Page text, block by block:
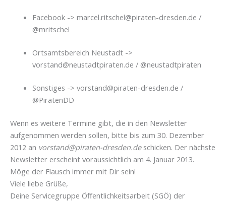
Facebook -> marcel.ritschel@piraten-dresden.de /
@mritschel
Ortsamtsbereich Neustadt ->
vorstand@neustadtpiraten.de / @neustadtpiraten
Sonstiges -> vorstand@piraten-dresden.de /
@PiratenDD
Wenn es weitere Termine gibt, die in den Newsletter
aufgenommen werden sollen, bitte bis zum 30. Dezember
2012 an vorstand@piraten-dresden.deschicken. Der nächste
Newsletter erscheint voraussichtlich am 4. Januar 2013.
Möge der Flausch immer mit Dir sein!
Viele liebe Grüße,
Deine Servicegruppe Öffentlichkeitsarbeit (SGÖ) der